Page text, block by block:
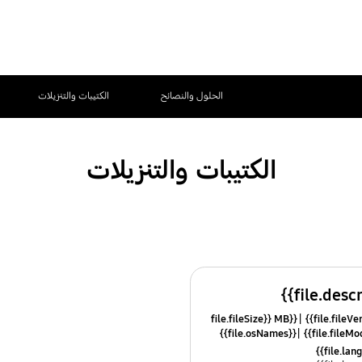
الحلول والنصائح الكتيبات والتنزيلات
الكتيبات والتنزيلات
{{file.fileSize}} MB
{{file.osNames}}